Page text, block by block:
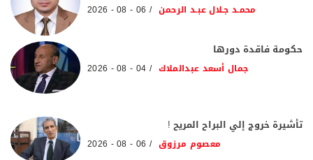
محمـد جـلال عبـد الرحمن 06 - 08 - 2026
حكومة فاقدة دورها
جمال أسعد عبدالملاك 04 - 08 - 2026
تأشيرة خروج إلي البراح المريح !
معصوم مرزوق 06 - 08 - 2026